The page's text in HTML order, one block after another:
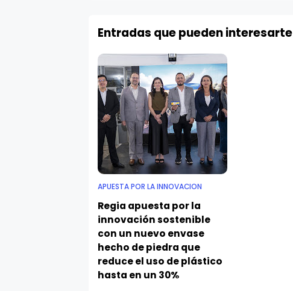
Entradas que pueden interesarte
APUESTA POR LA INNOVACION
Regia apuesta por la
innovación sostenible
con un nuevo envase
hecho de piedra que
reduce el uso de plástico
hasta en un 30%